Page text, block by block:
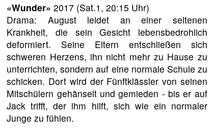
«Wunder» 2017 (Sat.1, 20:15 Uhr)
Drama: August leidet an einer seltenen
Krankheit, die sein Gesicht lebensbedrohlich
deformiert. Seine Eltern entschließen sich
schweren Herzens, ihn nicht mehr zu Hause zu
unterrichten, sondern auf eine normale Schule zu
schicken. Dort wird der Fünftklässler von seinen
Mitschülern gehänselt und gemieden - bis er auf
Jack trifft, der ihm hilft, sich wie ein normaler
Junge zu fühlen.